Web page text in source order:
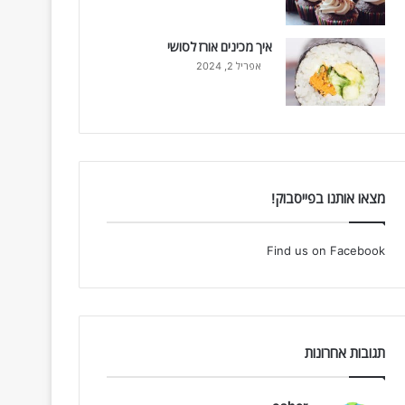
איך מכינים אורז לסושי
אפריל 2, 2024
מצאו אותנו בפייסבוק!
Find us on Facebook
תגובות אחרונות